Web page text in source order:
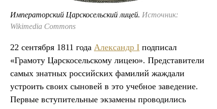
Императорский Царскосельский лицей. Источник:
Wikimedia Commons
22 сентября 1811 года Александр I подписал
«Грамоту Царскосельскому лицею». Представители
самых знатных российских фамилий жаждали
устроить своих сыновей в это учебное заведение.
Первые вступительные экзамены проводились